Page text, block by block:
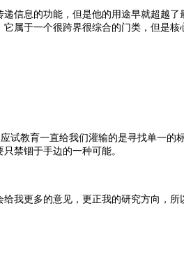
信息的功能，但是他的用途早就超越了
属于一个很跨界很综合的门类，但是核
试教育一直给我们灌输的是寻找单一的
禁锢于手边的一种可能。
我更多的意见，更正我的研究方向，所